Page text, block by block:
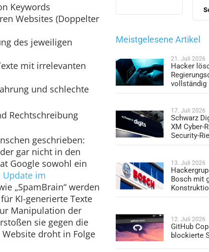
Keywords
Websites (Doppelter
des jeweiligen
mit irrelevanten
und schlechte
Rechtschreibung
geschrieben:
gar nicht in den
Google sowohl ein
Update im
„SpamBrain“ werden
KI-generierte Texte
Manipulation der
sie gegen die
droht in Folge
Meistgelesene Artikel
21. Juli 2026
Hacker
vollständig
17. Juli 2026
Schwarz
XM Cyber-
Security-
13. Juli 2026
Bosch mit
12. Juli 2026
GitHub
blockierte